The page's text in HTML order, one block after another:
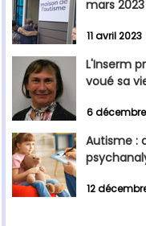
mars 2023
11 avril 2023
L'Inserm
voué sa
6 décembre
Autisme :
12